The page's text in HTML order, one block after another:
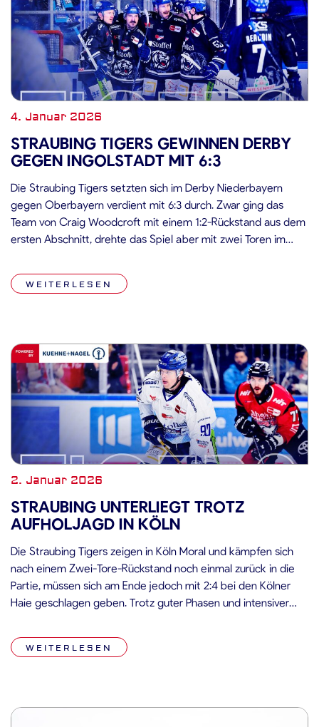
4. Januar 2026
STRAUBING TIGERS GEWINNEN DERBY
GEGEN INGOLSTADT MIT 6:3
Die Straubing Tigers setzten sich im Derby Niederbayern
gegen Oberbayern verdient mit 6:3 durch. Zwar ging das
Team von Craig Woodcroft mit einem 1:2-Rückstand aus dem
ersten Abschnitt, drehte das Spiel aber mit zwei Toren im
Schlussabschnitt für klare Verhältnisse. Mann des Spiels auf
Seiten der Straubinger […]
WEITERLESEN
2. Januar 2026
STRAUBING UNTERLIEGT TROTZ
AUFHOLJAGD IN KÖLN
Die Straubing Tigers zeigen in Köln Moral und kämpfen sich
nach einem Zwei-Tore-Rückstand noch einmal zurück in die
Partie, müssen sich am Ende jedoch mit 2:4 bei den Kölner
Haie geschlagen geben. Trotz guter Phasen und intensiver
Aufwand. Spiel Der Start in die Partie verlief aus Straubinger
[…]WEITERLESEN